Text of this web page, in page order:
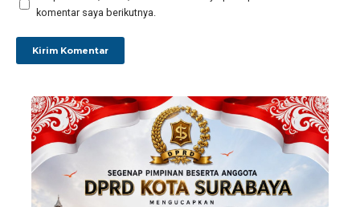
komentar saya berikutnya.